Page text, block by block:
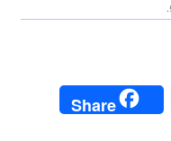
LinkedIn
Share